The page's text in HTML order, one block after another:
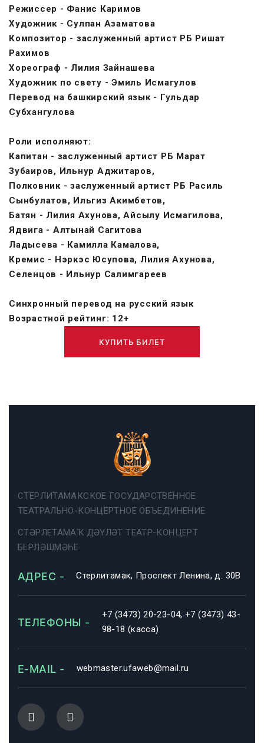
Режиссер - Фанис Каримов
Художник - Сулпан Азаматова
Композитор - заслуженный артист РБ Ришат
Рахимов
Хореограф - Лилия Зайнашева
Художник по свету - Эмиль Исмагулов
Перевод на башкирский язык - Гульдар
Субхангулова
Роли исполняют:
Капитан - заслуженный артист РБ Марат
Зубаиров, Ильнур Аджитаров,
Полковник - заслуженный артист РБ Расиль
Сынбулатов, Ильгиз Акимбетов,
Батян - Лилия Ахунова, Айсылу Исмагилова,
Ядвига - Алтынай Сагитова
Ладысева - Камилла Камалова,
Кремис - Нэркэс Юсупова, Лилия Ахунова,
Селенцов - Ильнур Салимгареев
Синхронный перевод на русский язык
Возрастной рейтинг: 12+
КУПИТЬ БИЛЕТ
СТЕРЛИТАМАКСКОЕ ГОСУДАРСТВЕННОЕ
ТЕАТРАЛЬНО-КОНЦЕРТНОЕ ОБЪЕДИНЕНИЕ
СТӘРЛЕТАМАҠ ДӘҮЛӘТ ТЕАТР-КОНЦЕРТ
БЕРЛӘШМӘҺЕ
АДРЕС - Стерлитамак, Проспект Ленина, д. 30В
ТЕЛЕФОНЫ -
+7 (3473) 20-23-04, +7 (3473) 43-
98-18 (касса)
E-MAIL - webmaster.ufaweb@mail.ru